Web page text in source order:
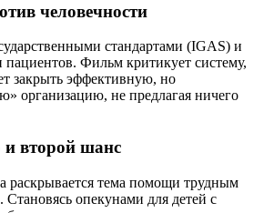
человечности
стандартами (IGAS) и
Фильм критикует систему,
закрыть эффективную, но
организацию, не предлагая ничего
и второй шанс
раскрывается тема помощи трудным
Становясь опекунами для детей с